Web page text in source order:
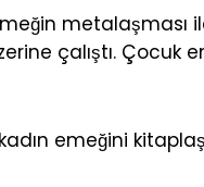
metalaşması
çalıştı. Çocuk
emeğini